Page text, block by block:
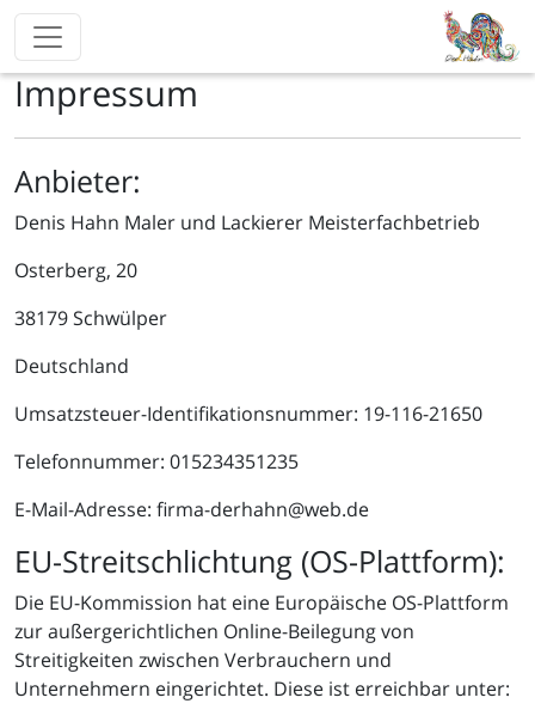
Impressum
Anbieter:
Denis Hahn Maler und Lackierer Meisterfachbetrieb
Osterberg, 20
38179 Schwülper
Deutschland
Umsatzsteuer-Identifikationsnummer: 19-116-21650
Telefonnummer: 015234351235
E-Mail-Adresse: firma-derhahn@web.de
EU-Streitschlichtung (OS-Plattform):
Die EU-Kommission hat eine Europäische OS-Plattform
zur außergerichtlichen Online-Beilegung von
Streitigkeiten zwischen Verbrauchern und
Unternehmern eingerichtet. Diese ist erreichbar unter: